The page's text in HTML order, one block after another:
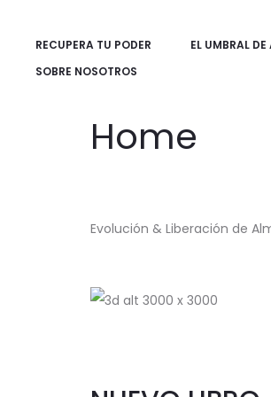
RECUPERA TU PODER EL UMBRAL
SOBRE NOSOTROS
Home
Evolución & Liberación de